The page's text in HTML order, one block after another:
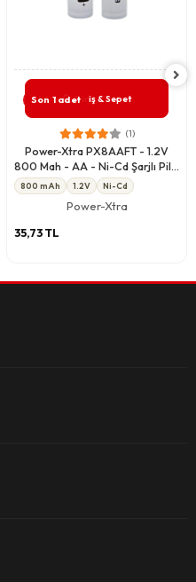
Son 1 adetGiriş & Sepet
(1)
Power-Xtra PX8AAFT - 1.2V
800 Mah - AA - Ni-Cd Şarjlı Pil -
Başsız
800 mAh 1.2V Ni-Cd
Power-Xtra
35,73 TL